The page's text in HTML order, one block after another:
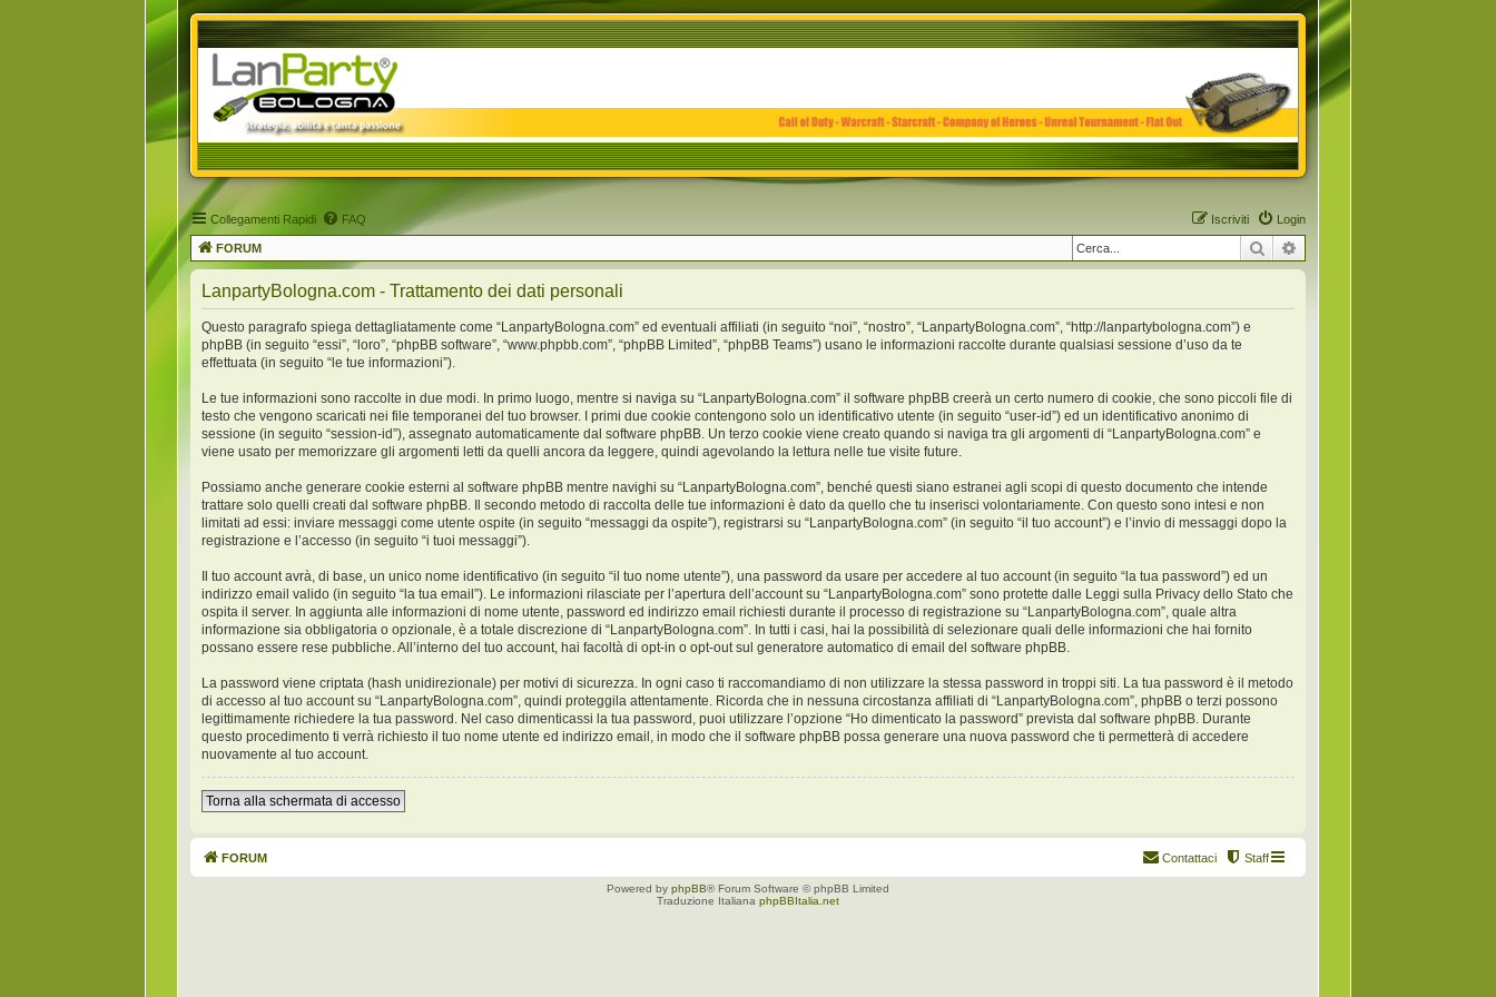
Collegamenti Rapidi FAQ Login
Iscriviti
FORUM Cerca
LanpartyBologna.com - Trattamento dei dati personali
Questo paragrafo spiega dettagliatamente come “LanpartyBologna.com” ed eventuali affiliati (in seguito “noi”, “nostro”, “LanpartyBologna.com”, “http://lanpartybologna.com”) e
phpBB (in seguito “essi”, “loro”, “phpBB software”, “www.phpbb.com”, “phpBB Limited”, “phpBB Teams”) usano le informazioni raccolte durante qualsiasi sessione d’uso da te
effettuata (in seguito “le tue informazioni”).
Le tue informazioni sono raccolte in due modi. In primo luogo, mentre si naviga su “LanpartyBologna.com” il software phpBB creerà un certo numero di cookie, che sono piccoli file di
testo che vengono scaricati nei file temporanei del tuo browser. I primi due cookie contengono solo un identificativo utente (in seguito “user-id”) ed un identificativo anonimo di
sessione (in seguito “session-id”), assegnato automaticamente dal software phpBB. Un terzo cookie viene creato quando si naviga tra gli argomenti di “LanpartyBologna.com” e
viene usato per memorizzare gli argomenti letti da quelli ancora da leggere, quindi agevolando la lettura nelle tue visite future.
Possiamo anche generare cookie esterni al software phpBB mentre navighi su “LanpartyBologna.com”, benché questi siano estranei agli scopi di questo documento che intende
trattare solo quelli creati dal software phpBB. Il secondo metodo di raccolta delle tue informazioni è dato da quello che tu inserisci volontariamente. Con questo sono intesi e non
limitati ad essi: inviare messaggi come utente ospite (in seguito “messaggi da ospite”), registrarsi su “LanpartyBologna.com” (in seguito “il tuo account”) e l’invio di messaggi dopo la
registrazione e l’accesso (in seguito “i tuoi messaggi”).
Il tuo account avrà, di base, un unico nome identificativo (in seguito “il tuo nome utente”), una password da usare per accedere al tuo account (in seguito “la tua password”) ed un
indirizzo email valido (in seguito “la tua email”). Le informazioni rilasciate per l’apertura dell’account su “LanpartyBologna.com” sono protette dalle Leggi sulla Privacy dello Stato che
ospita il server. In aggiunta alle informazioni di nome utente, password ed indirizzo email richiesti durante il processo di registrazione su “LanpartyBologna.com”, quale altra
informazione sia obbligatoria o opzionale, è a totale discrezione di “LanpartyBologna.com”. In tutti i casi, hai la possibilità di selezionare quali delle informazioni che hai fornito
possano essere rese pubbliche. All’interno del tuo account, hai facoltà di opt-in o opt-out sul generatore automatico di email del software phpBB.
La password viene criptata (hash unidirezionale) per motivi di sicurezza. In ogni caso ti raccomandiamo di non utilizzare la stessa password in troppi siti. La tua password è il metodo
di accesso al tuo account su “LanpartyBologna.com”, quindi proteggila attentamente. Ricorda che in nessuna circostanza affiliati di “LanpartyBologna.com”, phpBB o terzi possono
legittimamente richiedere la tua password. Nel caso dimenticassi la tua password, puoi utilizzare l’opzione “Ho dimenticato la password” prevista dal software phpBB. Durante
questo procedimento ti verrà richiesto il tuo nome utente ed indirizzo email, in modo che il software phpBB possa generare una nuova password che ti permetterà di accedere
nuovamente al tuo account.
Torna alla schermata di accesso
FORUM Staff
Contattaci
Powered by phpBB® Forum Software © phpBB Limited
Traduzione Italiana phpBBItalia.net